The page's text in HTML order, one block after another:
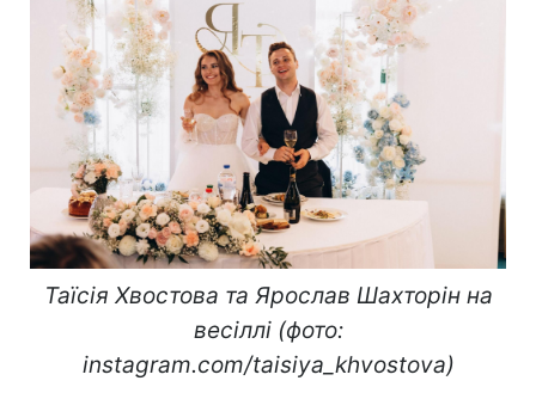
Таїсія Хвостова та Ярослав Шахторін на
весіллі (фото:
instagram.com/taisiya_khvostova)